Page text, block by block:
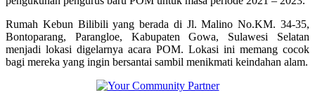
Rumah Kebun Bilibili yang berada di Jl. Malino No.KM. 34-35,
Bontoparang, Parangloe, Kabupaten Gowa, Sulawesi Selatan
menjadi lokasi digelarnya acara POM. Lokasi ini memang cocok
bagi mereka yang ingin bersantai sambil menikmati keindahan alam.